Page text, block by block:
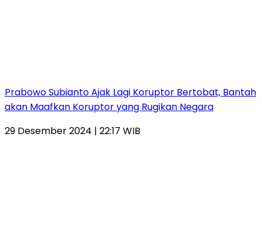
Prabowo Subianto Ajak Lagi Koruptor Bertobat, Bantah
akan Maafkan Koruptor yang Rugikan Negara
29 Desember 2024 | 22:17 WIB